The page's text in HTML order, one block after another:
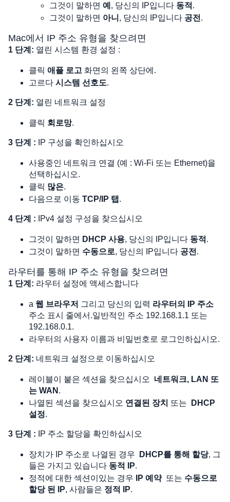
그것이 말하면 예 , 당신의 IP입니다 동적 .
그것이 말하면 아니 , 당신의 IP입니다 공전 .
Mac에서 IP 주소 유형을 찾으려면
1 단계: 열린 시스템 환경 설정 :
클릭 애플 로고 화면의 왼쪽 상단에.
고르다 시스템 선호도.
2 단계: 열린 네트워크 설정
클릭 회로망.
3 단계 : IP 구성을 확인하십시오
사용중인 네트워크 연결 (예 : Wi-Fi 또는 Ethernet)을
선택하십시오.
클릭 많은.
다음으로 이동 TCP/IP 탭 .
4 단계 : IPv4 설정 구성을 찾으십시오
그것이 말하면 DHCP 사용, 당신의 IP입니다 동적 .
그것이 말하면 수동으로, 당신의 IP입니다 공전 .
라우터를 통해 IP 주소 유형을 찾으려면
1 단계: 라우터 설정에 액세스합니다
a 웹 브라우저 그리고 당신의 입력 라우터의 IP 주소
주소 표시 줄에서.일반적인 주소 192.168.1.1
192.168.0.1.
라우터의 사용자 이름과 비밀번호로 로그인하십시오.
2 단계: 네트워크 설정으로 이동하십시오
레이블이 붙은 섹션을 찾으십시오
네트워크, LAN 또
는 WAN .
나열된 섹션을 찾으십시오 연결된 장치 또는
DHCP
설정.
3 단계 : IP 주소 할당을 확인하십시오
장치가 IP 주소로 나열된 경우 DHCP를 통해 할당, 그
들은 가지고 있습니다 동적 IP.
정적에 대한 섹션이있는 경우 IP 예약 또는 수동으로
할당 된 IP, 사람들은 정적 IP.